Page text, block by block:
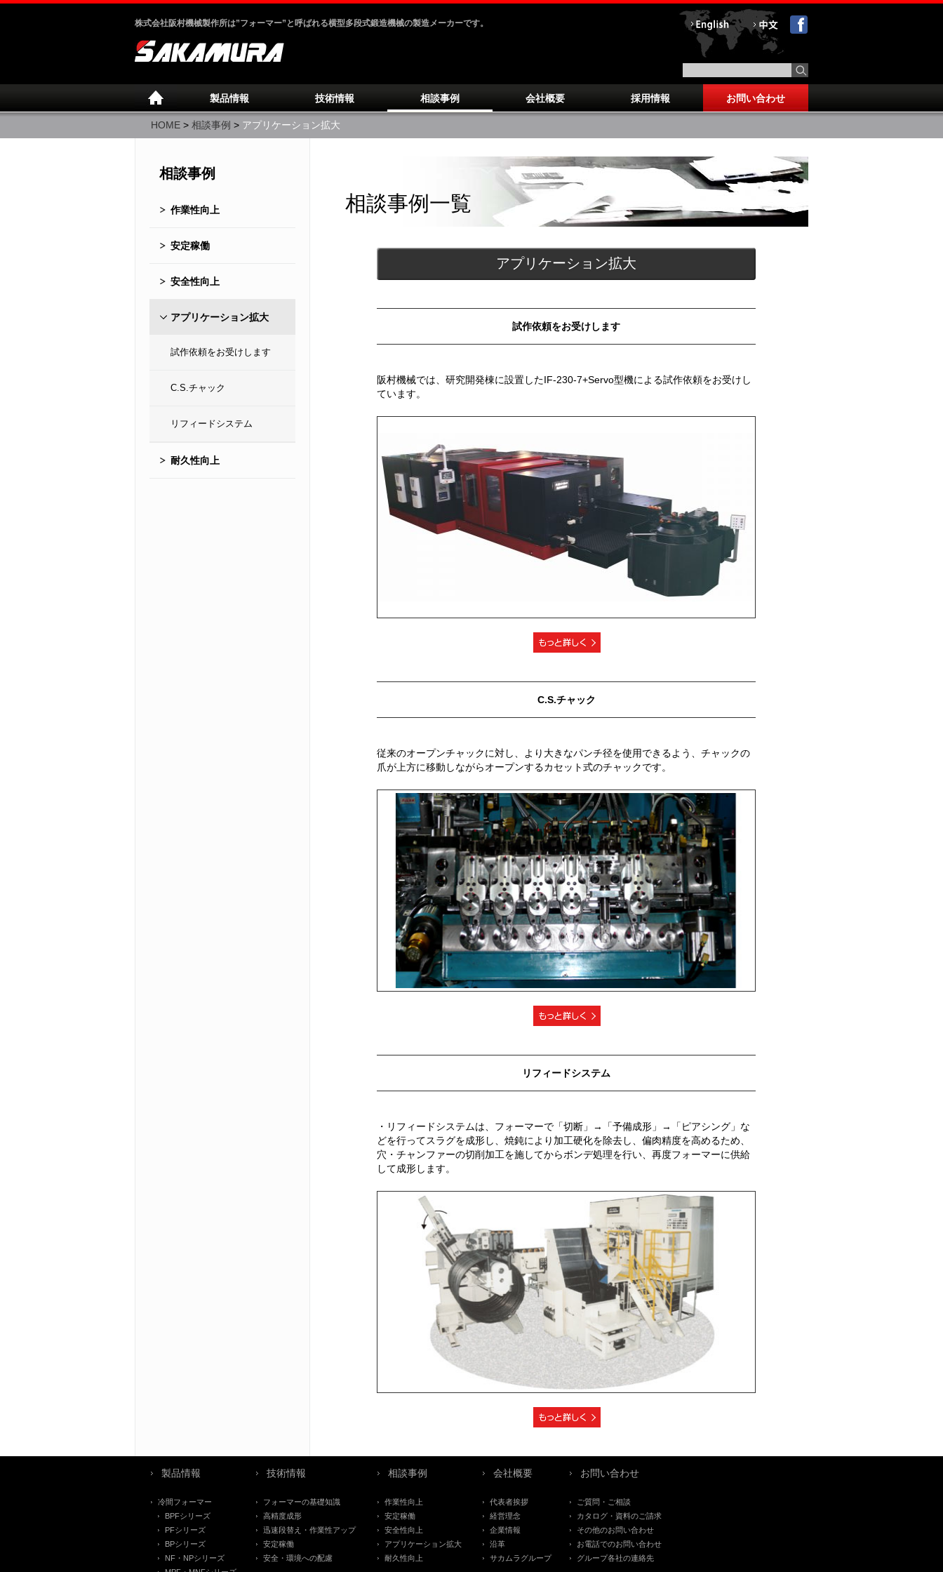
株式会社阪村機械製作所は”フォーマー”と呼ばれる横型多段式鍛造機械の製造メーカーです。
製品情報 技術情報 相談事例 会社概要 採用情報 お問い合わせ
HOME > 相談事例 > アプリケーション拡大
相談事例一覧
アプリケーション拡大
試作依頼をお受けします
阪村機械では、研究開発棟に設置したIF-230-7+Servo型機による試作依頼をお受けし
ています。
C.S.チャック
従来のオープンチャックに対し、より大きなパンチ径を使用できるよう、チャックの
爪が上方に移動しながらオープンするカセット式のチャックです。
リフィードシステム
・リフィードシステムは、フォーマーで「切断」→「予備成形」→「ピアシング」な
どを行ってスラグを成形し、焼鈍により加工硬化を除去し、偏肉精度を高めるため、
穴・チャンファーの切削加工を施してからボンデ処理を行い、再度フォーマーに供給
して成形します。
相談事例
作業性向上
安定稼働
安全性向上
アプリケーション拡大
試作依頼をお受けします
C.S.チャック
リフィードシステム
耐久性向上
製品情報
冷間フォーマー
BPFシリーズ
PFシリーズ
BPシリーズ
NF・NPシリーズ
技術情報
フォーマーの基礎知識
高精度成形
迅速段替え・作業性アップ
安定稼働
安全・環境への配慮
相談事例
作業性向上
安定稼働
安全性向上
アプリケーション拡大
耐久性向上
会社概要
代表者挨拶
経営理念
企業情報
沿革
サカムラグループ
お問い合わせ
ご質問・ご相談
カタログ・資料のご請求
その他のお問い合わせ
お電話でのお問い合わせ
グループ各社の連絡先